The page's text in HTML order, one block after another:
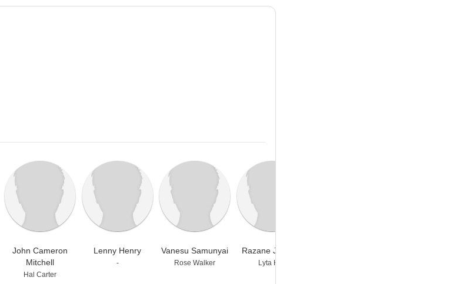
John Cameron
Mitchell
Hal Carter
Lenny Henry
-
Vanesu Samunyai
Rose Walker
Razane Jammal
Lyta Hall